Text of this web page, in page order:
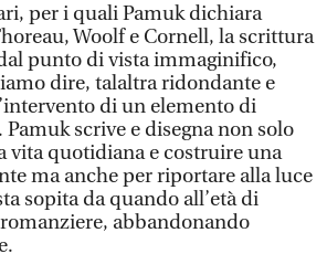
per i quali Pamuk dichiara
Woolf e Cornell, la scrittura
punto di vista immaginifico,
dire, talaltra ridondante e
di un elemento di
scrive e disegna non solo
vita quotidiana e costruire una
ma anche per riportare alla luce
sopita da quando all’età di
abbandonando